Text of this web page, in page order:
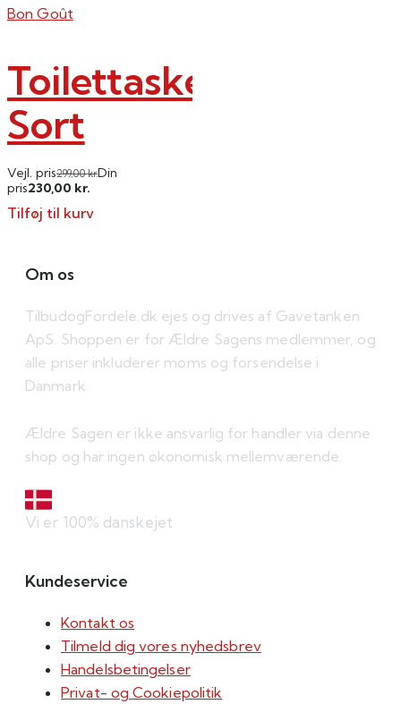
Bon Goût
Toilettaske
Sort
Vejl. pris299,00kr.Din
pris230,00 kr.
Tilføj til kurv
Om os
TilbudogFordele.dk ejes og drives af Gavetanken
ApS. Shoppen er for Ældre Sagens medlemmer, og
alle priser inkluderer moms og forsendelse i
Danmark.
Ældre Sagen er ikke ansvarlig for handler via denne
shop og har ingen økonomisk mellemværende.
Vi er 100% danskejet
Kundeservice
Kontakt os
Tilmeld dig vores nyhedsbrev
Handelsbetingelser
Privat- og Cookiepolitik